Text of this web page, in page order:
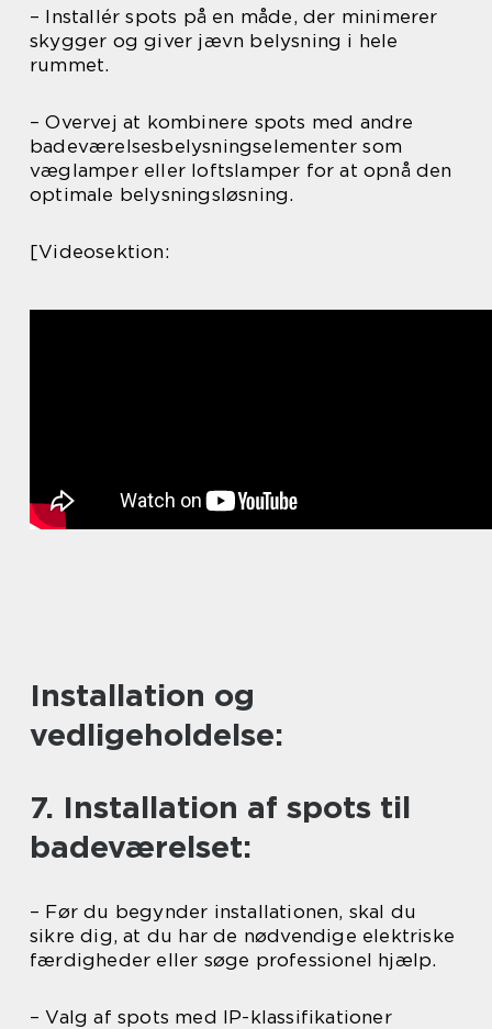
– Installér spots på en måde, der minimerer
skygger og giver jævn belysning i hele
rummet.
– Overvej at kombinere spots med andre
badeværelsesbelysningselementer som
væglamper eller loftslamper for at opnå den
optimale belysningsløsning.
[Videosektion:
Installation og
vedligeholdelse:
7. Installation af spots til
badeværelset:
– Før du begynder installationen, skal du
sikre dig, at du har de nødvendige elektriske
færdigheder eller søge professionel hjælp.
– Valg af spots med IP-klassifikationer